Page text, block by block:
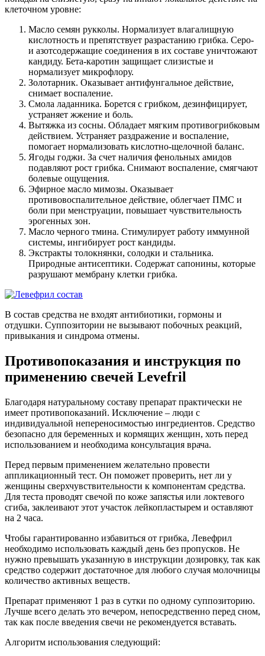
клеточном уровне:
Масло семян рукколы. Нормализует влагалищную
кислотность и препятствует разрастанию грибка. Серо-
и азотсодержащие соединения в их составе уничтожают
кандиду. Бета-каротин защищает слизистые и
нормализует микрофлору.
Золотарник. Оказывает антифунгальное действие,
снимает воспаление.
Смола ладанника. Борется с грибком, дезинфицирует,
устраняет жжение и боль.
Вытяжка из сосны. Обладает мягким противогрибковым
действием. Устраняет раздражение и воспаление,
помогает нормализовать кислотно-щелочной баланс.
Ягоды годжи. За счет наличия фенольных амидов
подавляют рост грибка. Снимают воспаление, смягчают
болевые ощущения.
Эфирное масло мимозы. Оказывает
противовоспалительное действие, облегчает ПМС и
боли при менструации, повышает чувствительность
эрогенных зон.
Масло черного тмина. Стимулирует работу иммунной
системы, ингибирует рост кандиды.
Экстракты толокнянки, солодки и стальника.
Природные антисептики. Содержат сапонины, которые
разрушают мембрану клетки грибка.
В состав средства не входят антибиотики, гормоны и
отдушки. Суппозитории не вызывают побочных реакций,
привыкания и синдрома отмены.
Противопоказания и инструкция по
применению свечей Levefril
Благодаря натуральному составу препарат практически не
имеет противопоказаний. Исключение – люди с
индивидуальной непереносимостью ингредиентов. Средство
безопасно для беременных и кормящих женщин, хоть перед
использованием и необходима консультация врача.
Перед первым применением желательно провести
аппликационный тест. Он поможет проверить, нет ли у
женщины сверхчувствительности к компонентам средства.
Для теста проводят свечой по коже запястья или локтевого
сгиба, заклеивают этот участок лейкопластырем и оставляют
на 2 часа.
Чтобы гарантированно избавиться от грибка, Левефрил
необходимо использовать каждый день без пропусков. Не
нужно превышать указанную в инструкции дозировку, так как
средство содержит достаточное для любого случая молочницы
количество активных веществ.
Препарат применяют 1 раз в сутки по одному суппозиторию.
Лучше всего делать это вечером, непосредственно перед сном,
так как после введения свечи не рекомендуется вставать.
Алгоритм использования следующий: